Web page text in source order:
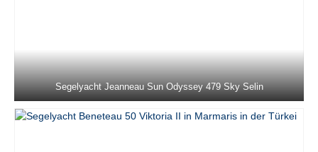
Marmaris in der Türkei
Jeanneau Sun Odyssey 44i Loki in
Segelyacht Jeanneau Sun Odyssey 479 Sky Selin